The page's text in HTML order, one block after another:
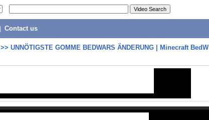
Contact us
>> UNNÖTIGSTE GOMME BEDWARS ÄNDERUNG | Minecraft BedW